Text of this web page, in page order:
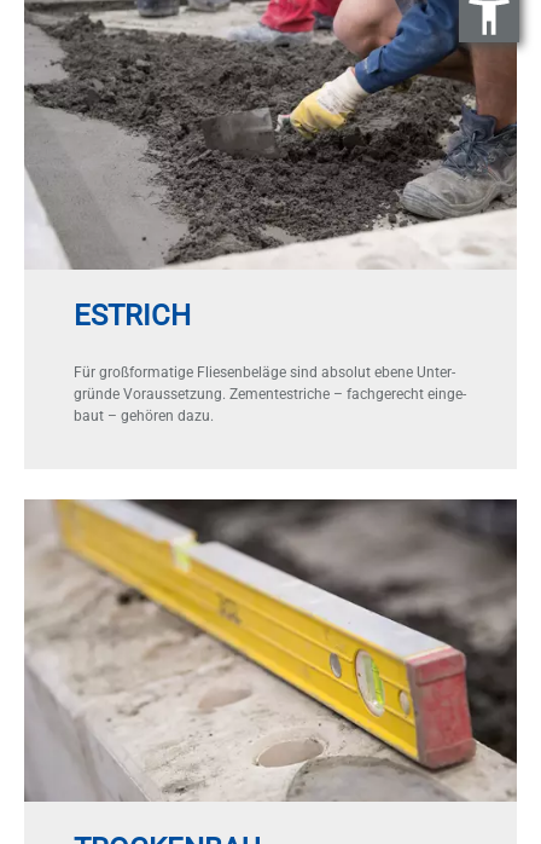
ESTRICH
Für groß­for­ma­ti­ge Flie­sen­be­lä­ge sind ab­so­lut ebe­ne Un­ter­
grün­de Vor­aus­set­zung. Ze­men­te­stri­che – fach­ge­recht ein­ge­
baut – ge­hö­ren dazu.